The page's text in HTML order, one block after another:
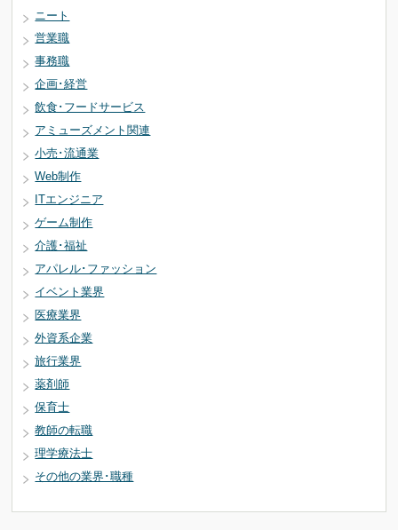
ニート
営業職
事務職
企画･経営
飲食･フードサービス
アミューズメント関連
小売･流通業
Web制作
ITエンジニア
ゲーム制作
介護･福祉
アパレル･ファッション
イベント業界
医療業界
外資系企業
旅行業界
薬剤師
保育士
教師の転職
理学療法士
その他の業界･職種